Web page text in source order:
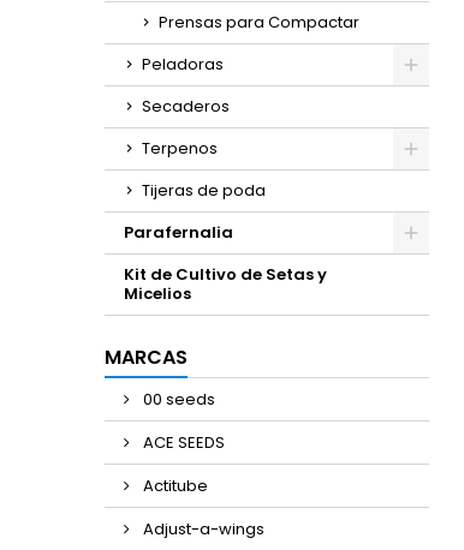
Prensas para Compactar
Peladoras
Secaderos
Terpenos
Tijeras de poda
Parafernalia
Kit de Cultivo de Setas y
Micelios
MARCAS
00 seeds
ACE SEEDS
Actitube
Adjust-a-wings